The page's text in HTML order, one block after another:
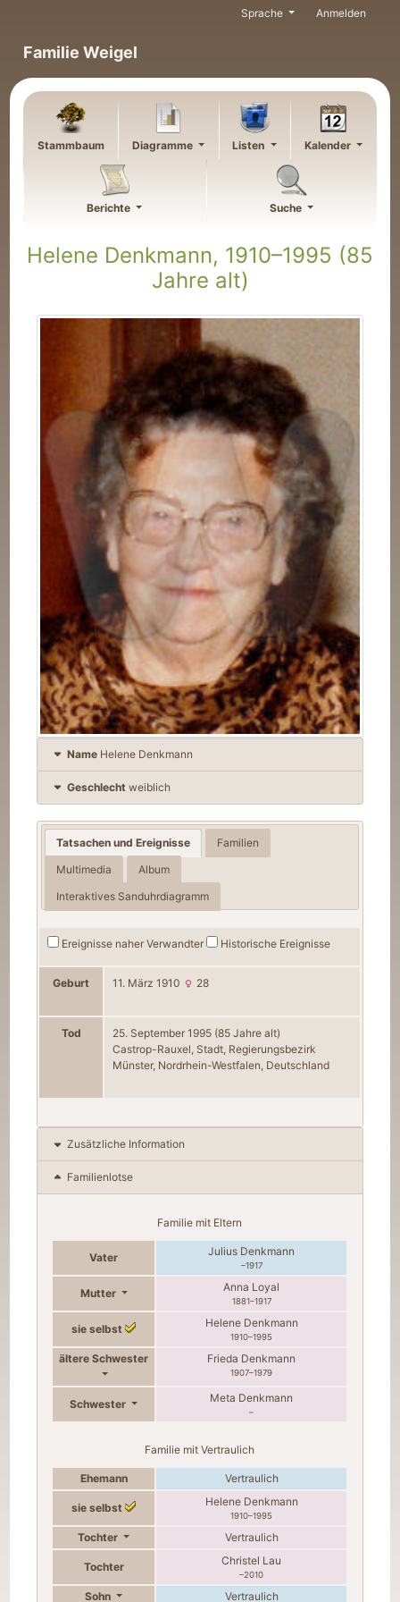
Familie Weigel
Sprache Anmelden
Stammbaum Diagramme Listen Kalender
Berichte Suche
Helene Denkmann, 1910–1995 (85
Jahre alt)
Name Helene Denkmann
Geschlecht weiblich
Tatsachen und Ereignisse
Familien
Multimedia
Album
Interaktives Sanduhrdiagramm
Ereignisse naher Verwandter Historische Ereignisse
Geburt 11. März 1910 28
Tod 25. September 1995 (85 Jahre alt)
Castrop-Rauxel, Stadt, Regierungsbezirk
Münster, Nordrhein-Westfalen, Deutschland
Zusätzliche Information
Familienlotse
Familie mit Eltern
Vater Julius Denkmann
–1917
Mutter Anna Loyal
1881–1917
sie selbst Helene Denkmann
1910–1995
ältere Schwester Frieda Denkmann
1907–1979
Schwester Meta Denkmann
–
Familie mit Vertraulich
Ehemann Vertraulich
sie selbst Helene Denkmann
1910–1995
Tochter Vertraulich
Tochter Christel Lau
–2010
Sohn Vertraulich